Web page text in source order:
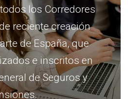
todos los Corredores
reciente creación
de España, que
e inscritos en
de Seguros y